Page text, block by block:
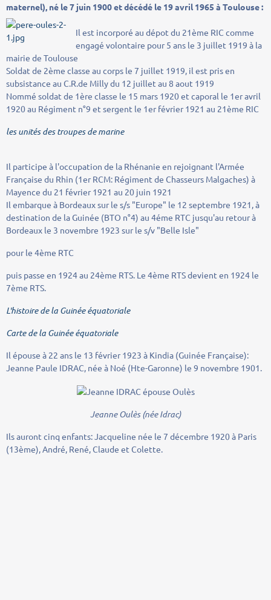
maternel), né le 7 juin 1900 et décédé le 19 avril 1965 à Toulouse :
Il est incorporé au dépot du 21ème RIC comme
engagé volontaire pour 5 ans le 3 juillet 1919 à la
mairie de Toulouse
Soldat de 2ème classe au corps le 7 juillet 1919, il est pris en
subsistance au C.R.de Milly du 12 juillet au 8 aout 1919
Nommé soldat de 1ère classe le 15 mars 1920 et caporal le 1er avril
1920 au Régiment n°9 et sergent le 1er février 1921 au 21ème RIC
les unités des troupes de marine
Il participe à l'occupation de la Rhénanie en rejoignant l'Armée
Française du Rhin (1er RCM: Régiment de Chasseurs Malgaches) à
Mayence du 21 février 1921 au 20 juin 1921
Il embarque à Bordeaux sur le s/s "Europe" le 12 septembre 1921, à
destination de la Guinée (BTO n°4) au 4éme RTC jusqu'au retour à
Bordeaux le 3 novembre 1923 sur le s/v "Belle Isle"
pour le 4ème RTC
puis passe en 1924 au 24ème RTS. Le 4ème RTS devient en 1924 le
7ème RTS.
L'histoire de la Guinée équatoriale
Carte de la Guinée équatoriale
Il épouse à 22 ans le 13 février 1923 à Kindia (Guinée Française):
Jeanne Paule IDRAC, née à Noé (Hte-Garonne) le 9 novembre 1901.
Jeanne Oulès (née Idrac)
Ils auront cinq enfants: Jacqueline née le 7 décembre 1920 à Paris
(13ème), André, René, Claude et Colette.